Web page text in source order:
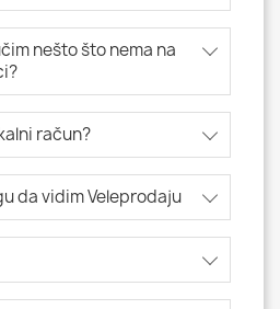
nešto što nema na
račun?
da vidim Veleprodaju